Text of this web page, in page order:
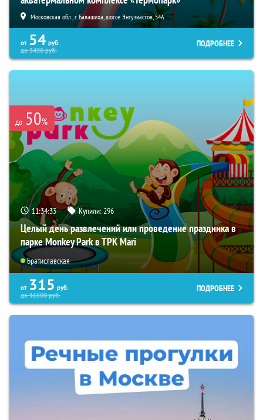
Московская обл., г. Балашиха, шоссе Энтузиастов, 54А
от 54 руб.
до3490руб.
ПОДРОБНЕЕ
до 50%
11:34:32 Купили:296
Целый день развлечений или проведение праздника в
парке Monkey Park в ТРК Mari
Братиславская
от 315 руб.
до16500руб.
ПОДРОБНЕЕ